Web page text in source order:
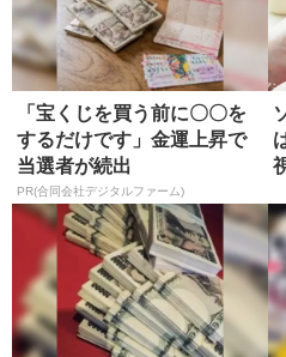
「宝くじを買う前に〇〇を
するだけです」金運上昇で
当選者が続出
PR(合同会社デジタルファーム)